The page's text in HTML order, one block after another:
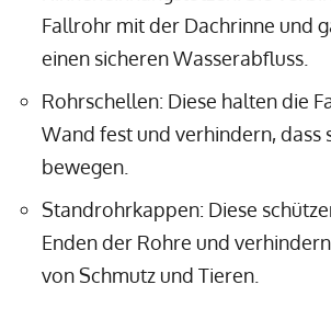
Fallrohr mit der Dachrinne und
einen sicheren Wasserabfluss.
Rohrschellen: Diese halten die
Wand fest und verhindern, dass
bewegen.
Standrohrkappen: Diese
Enden der Rohre und
von Schmutz und Tieren.